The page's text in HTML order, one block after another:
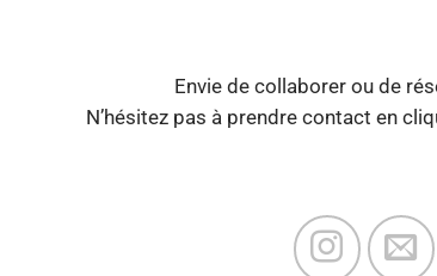
Envie de collaborer ou de
N’hésitez pas à prendre contact en